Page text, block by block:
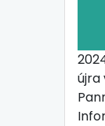
újra